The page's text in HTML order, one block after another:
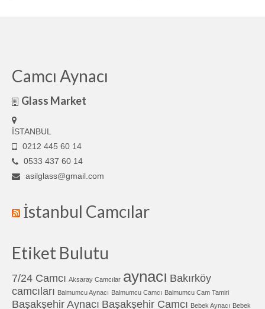
Camcı Aynacı
Glass Market
İSTANBUL
0212 445 60 14
0533 437 60 14
asilglass@gmail.com
İstanbul Camcılar
Etiket Bulutu
7/24 Camcı Aksaray Camcılar aynacı Bakırköy
camcıları Balmumcu Aynacı Balmumcu Camcı Balmumcu Cam Tamiri
Başakşehir Aynacı Başakşehir Camcı Bebek Aynacı Bebek